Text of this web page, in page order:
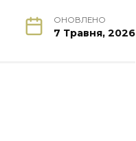
ОНОВЛЕНО
7 Травня, 2026